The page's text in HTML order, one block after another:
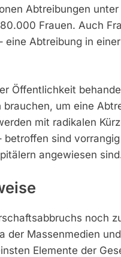
Abtreibungen
Frauen. Auch
Abtreibung in
Öffentlichkeit
um eine
mit radikalen
sind
angewiesen
noch
der Massenmedien
Elemente der